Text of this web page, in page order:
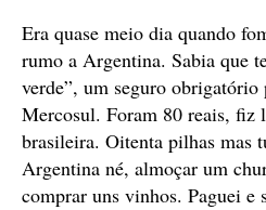
Era quase meio dia quando
rumo a Argentina. Sabia que
verde”, um seguro obrigatório
Mercosul. Foram 80 reais, fiz
brasileira. Oitenta pilhas mas
Argentina né, almoçar um
comprar uns vinhos. Paguei e